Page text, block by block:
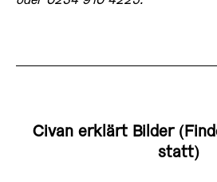
Civan erklärt Bilder
statt)